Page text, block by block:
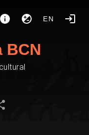
EN
BCN